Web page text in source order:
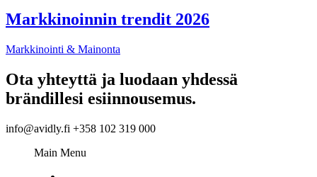
Markkinoinnin trendit 2026
Markkinointi & Mainonta
Ota yhteyttä ja luodaan yhdessä
brändillesi esiinnousemus.
info@avidly.fi +358 102 319 000
Main Menu